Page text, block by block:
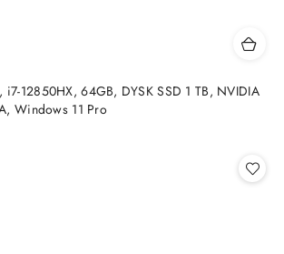
12850HX, 64GB, DYSK SSD 1 TB, NVIDIA
Windows 11 Pro